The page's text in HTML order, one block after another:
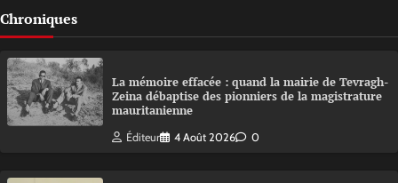
Chroniques
La mémoire effacée : quand la mairie de Tevragh-
Zeina débaptise des pionniers de la magistrature
mauritanienne
Éditeur 4 Août 2026 0